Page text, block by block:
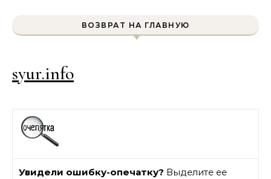
ВОЗВРАТ НА ГЛАВНУЮ
syur.info
Увидели ошибку-опечатку? Выделите ее